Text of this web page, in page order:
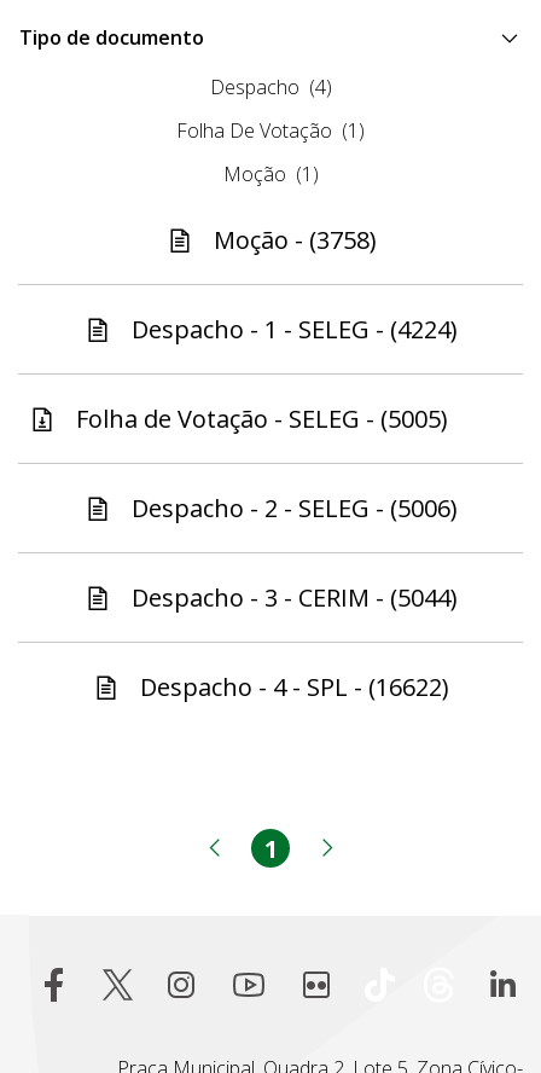
Tipo de documento
Despacho (4)
Folha De Votação (1)
Moção (1)
Moção - (3758)
Despacho - 1 - SELEG - (4224)
Folha de Votação - SELEG - (5005)
Despacho - 2 - SELEG - (5006)
Despacho - 3 - CERIM - (5044)
Despacho - 4 - SPL - (16622)
Página anterior
Página
1